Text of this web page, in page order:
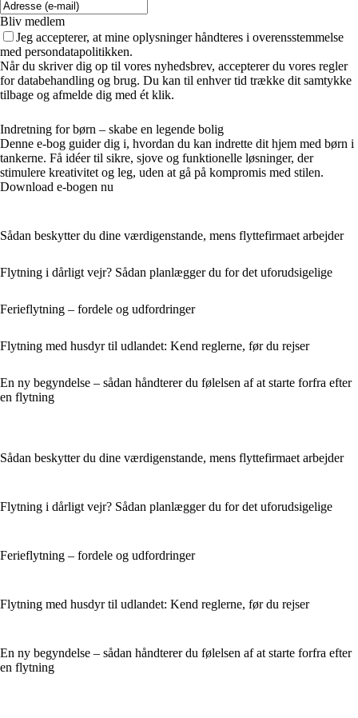
Bliv medlem
Jeg accepterer, at mine oplysninger håndteres i overensstemmelse
med persondatapolitikken.
Når du skriver dig op til vores nyhedsbrev, accepterer du vores regler
for databehandling og brug. Du kan til enhver tid trække dit samtykke
tilbage og afmelde dig med ét klik.
Indretning for børn – skabe en legende bolig
Denne e-bog guider dig i, hvordan du kan indrette dit hjem med børn i
tankerne. Få idéer til sikre, sjove og funktionelle løsninger, der
stimulere kreativitet og leg, uden at gå på kompromis med stilen.
Download e-bogen nu
Sådan beskytter du dine værdigenstande, mens flyttefirmaet arbejder
Flytning i dårligt vejr? Sådan planlægger du for det uforudsigelige
Ferieflytning – fordele og udfordringer
Flytning med husdyr til udlandet: Kend reglerne, før du rejser
En ny begyndelse – sådan håndterer du følelsen af at starte forfra efter
en flytning
Sådan beskytter du dine værdigenstande, mens flyttefirmaet arbejder
Flytning i dårligt vejr? Sådan planlægger du for det uforudsigelige
Ferieflytning – fordele og udfordringer
Flytning med husdyr til udlandet: Kend reglerne, før du rejser
En ny begyndelse – sådan håndterer du følelsen af at starte forfra efter
en flytning